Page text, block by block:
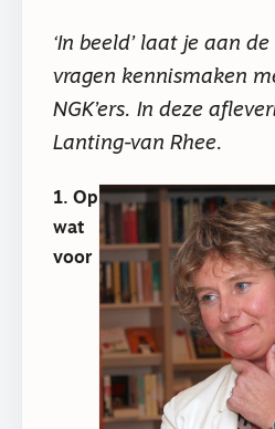
‘In beeld’ laat je aan
vragen kennismaken
NGK’ers. In deze
Lanting-van Rhee.
1. Op
wat
voor